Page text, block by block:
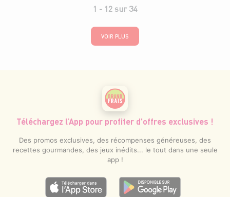
1 - 12sur34
VOIR PLUS
Téléchargez l’App pour profiter d’offres exclusives !
Des promos exclusives, des récompenses généreuses, des
recettes gourmandes, des jeux inédits... le tout dans une seule
app !